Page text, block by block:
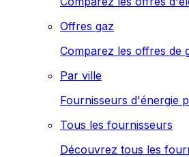
Offres gaz
Comparez les offres de
Par ville
Fournisseurs d'énergie
Tous les fournisseurs
Découvrez tous les